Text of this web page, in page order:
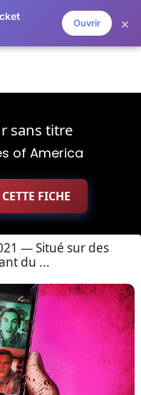
Ouvrir ×
sans titre
of America
FICHE
— Situé sur des
du ...